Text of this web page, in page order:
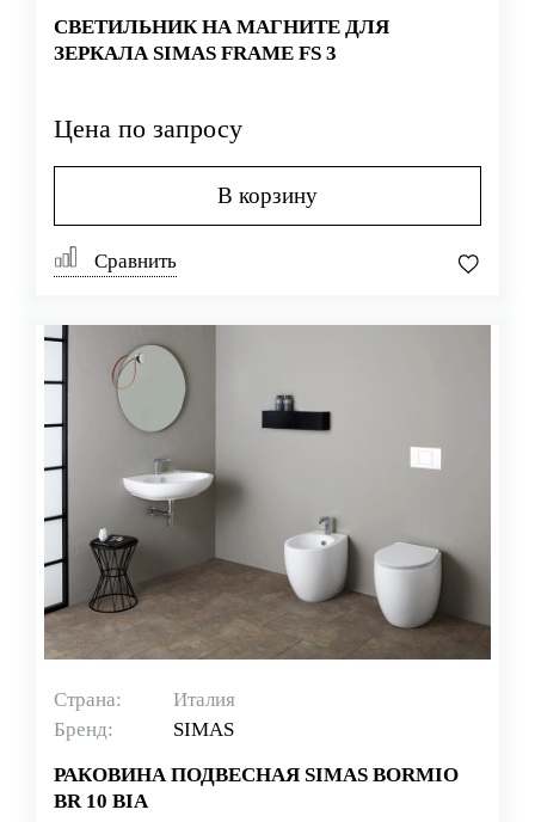
СВЕТИЛЬНИК НА МАГНИТЕ ДЛЯ
ЗЕРКАЛА SIMAS FRAME FS 3
Цена по запросу
В корзину
Сравнить
Страна:
Италия
Бренд:
SIMAS
РАКОВИНА ПОДВЕСНАЯ SIMAS BORMIO
BR 10 BIA